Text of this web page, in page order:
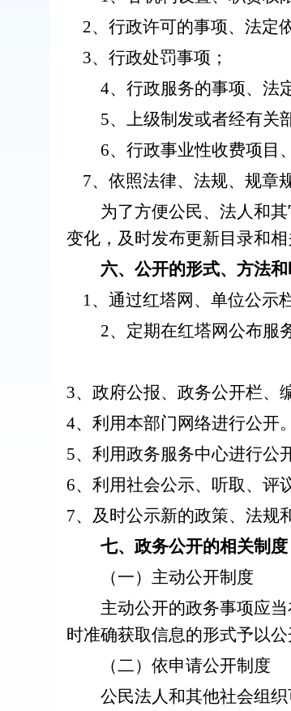
2、行政许可的事项、法定
3、行政处罚事项；
4、行政服务的事项、法定
5、上级制发或者经有关部
6、行政事业性收费项目、
7、依照法律、法规、规章
为了方便公民、法人和其
变化，及时发布更新目录和相
六、公开的形式、方法和
1、通过红塔网、单位公示
2、定期在红塔网公布服务
3、政府公报、政务公开栏、
4、利用本部门网络进行公开。
5、利用政务服务中心进行公
6、利用社会公示、听取、评
7、及时公示新的政策、法规
七、政务公开的相关制度
（一）主动公开制度
主动公开的政务事项应当
时准确获取信息的形式予以
（二）依申请公开制度
公民法人和其他社会组织